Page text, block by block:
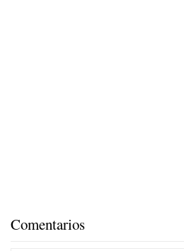
Comentarios